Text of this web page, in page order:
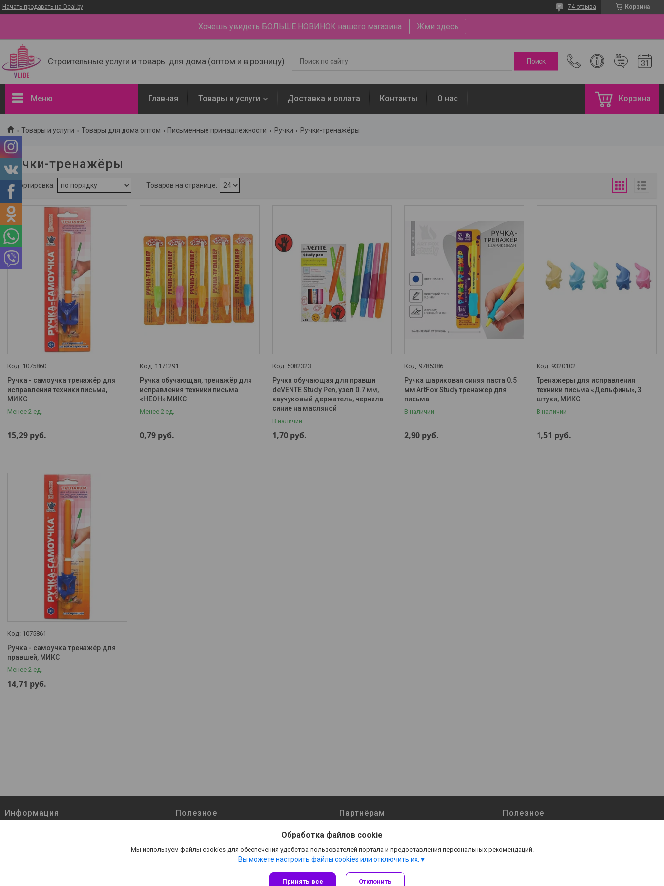
Начать продавать на Deal.by Корзина
74 отзыва
Хочешь увидеть БОЛЬШЕ НОВИНОК нашего магазина Жми здесь
Строительные услуги и товары для дома (оптом и в розницу)
Меню
Диапазон цен, руб.
Наличие
В наличии
6
Страна производитель
4
Россия 2
Материал
Пластик
Производитель
deVENTE 1
Уник-Ум 2
Доставка и оплата
Наши контакты
Интересные статьи
Главная Товары и услуги Доставка и оплата Контакты О нас Корзина
Товары и услуги Товары для дома оптом Письменные принадлежности Ручки Ручки-тренажёры
Ручки-тренажёры
1075860
Ручка - самоучка тренажёр для
исправления техники письма,
МИКС
Менее 2 ед.
15,29 руб.
1171291
Ручка обучающая, тренажёр для
исправления техники письма
«НЕОН» МИКС
Менее 2 ед.
0,79 руб.
5082323
Ручка обучающая для правши
deVENTE Study Pen, узел 0.7 мм,
каучуковый держатель, чернила
синие на масляной
В наличии
1,70 руб.
9785386
Ручка шариковая синяя паста 0.5
мм ArtFox Study тренажер для
письма
В наличии
2,90 руб.
9320102
Тренажеры для исправления
техники письма «Дельфины», 3
штуки, МИКС
В наличии
1,51 руб.
1075861
Ручка - самоучка тренажёр для
правшей, МИКС
Менее 2 ед.
14,71 руб.
Информация Полезное
Отзывы о компании
Партнёрам
Реквизиты
Полезное
Сайт создан на платформе Deal.by
Обработка файлов cookie
Мы используем файлы cookies для обеспечения удобства пользователей портала и предоставления персональных рекомендаций.
Вы можете настроить файлы cookies или отключить их.
Принять все Отклонить